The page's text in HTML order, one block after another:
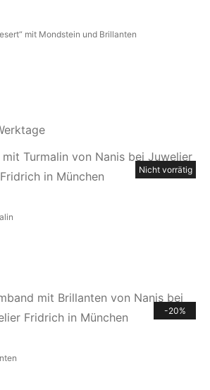
mit Mondstein und Brillanten
Nicht vorrätig
-20%